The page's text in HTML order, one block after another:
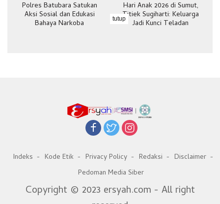
Polres Batubara Satukan
Aksi Sosial dan Edukasi
Bahaya Narkoba
Hari Anak 2026 di Sumut,
Titiek Sugiharti: Keluarga
Jadi Kunci Teladan
Indeks Kode Etik Privacy Policy Redaksi
Disclaimer
Pedoman Media Siber
Copyright © 2023 ersyah.com - All right
tutup